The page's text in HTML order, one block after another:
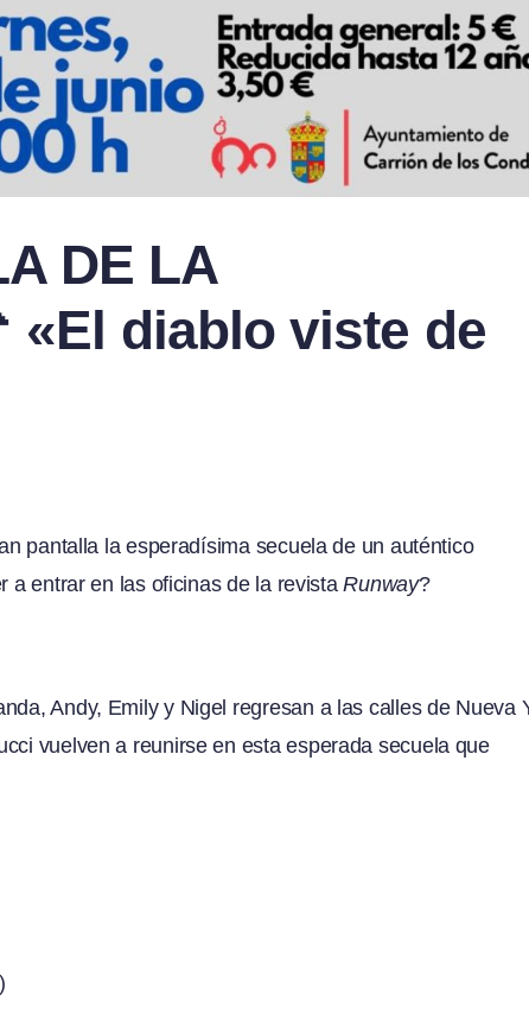
DE LA
«El diablo viste de
pantalla la esperadísima secuela de un auténtico
a entrar en las oficinas de la revistaRunway?
Andy, Emily y Nigel regresan a las calles de Nueva
vuelven a reunirse en esta esperada secuela que